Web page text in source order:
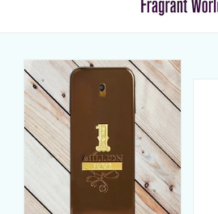
στις
πληροφορίες
προϊόντος